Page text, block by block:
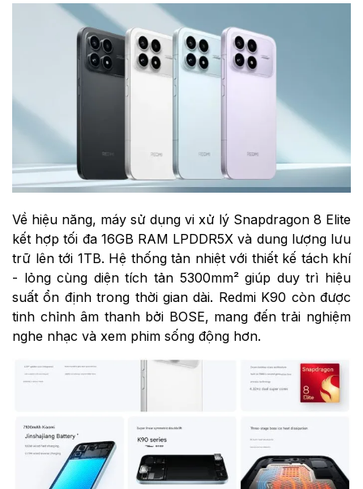
Về hiệu năng, máy sử dụng vi xử lý Snapdragon 8 Elite
kết hợp tối đa 16GB RAM LPDDR5X và dung lượng lưu
trữ lên tới 1TB. Hệ thống tản nhiệt với thiết kế tách khí
- lỏng cùng diện tích tản 5300mm² giúp duy trì hiệu
suất ổn định trong thời gian dài. Redmi K90 còn được
tinh chỉnh âm thanh bởi BOSE, mang đến trải nghiệm
nghe nhạc và xem phim sống động hơn.